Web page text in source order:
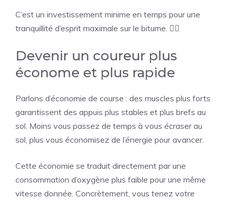
C’est un investissement minime en temps pour une
tranquillité d’esprit maximale sur le bitume. 🏃‍♂️
Devenir un coureur plus
économe et plus rapide
Parlons d’économie de course : des muscles plus forts
garantissent des appuis plus stables et plus brefs au
sol. Moins vous passez de temps à vous écraser au
sol, plus vous économisez de l’énergie pour avancer.
Cette économie se traduit directement par une
consommation d’oxygène plus faible pour une même
vitesse donnée. Concrètement, vous tenez votre